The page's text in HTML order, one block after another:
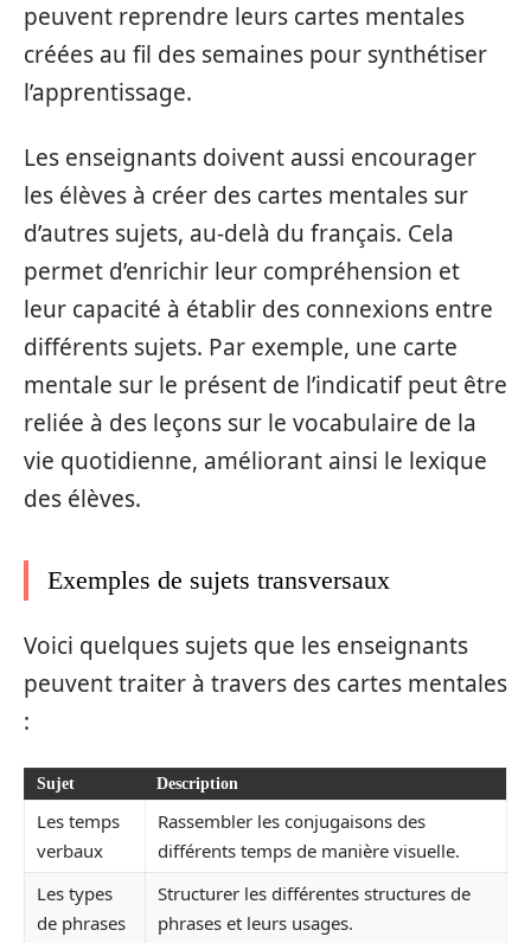
peuvent reprendre leurs cartes mentales
créées au fil des semaines pour synthétiser
l’apprentissage.
Les enseignants doivent aussi encourager
les élèves à créer des cartes mentales sur
d’autres sujets, au-delà du français. Cela
permet d’enrichir leur compréhension et
leur capacité à établir des connexions entre
différents sujets. Par exemple, une carte
mentale sur le présent de l’indicatif peut être
reliée à des leçons sur le vocabulaire de la
vie quotidienne, améliorant ainsi le lexique
des élèves.
Exemples de sujets transversaux
Voici quelques sujets que les enseignants
peuvent traiter à travers des cartes mentales
:
Sujet Description
Les temps
verbaux
Rassembler les conjugaisons des
différents temps de manière visuelle.
Les types
de phrases
Structurer les différentes structures de
phrases et leurs usages.